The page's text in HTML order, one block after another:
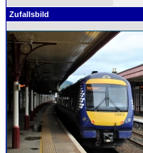
Zufallsbild